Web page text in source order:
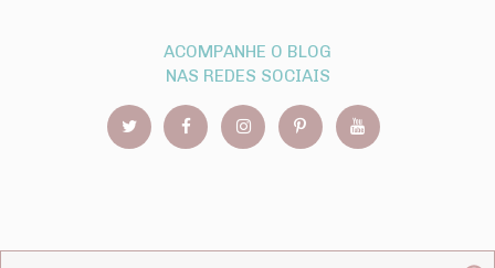
ACOMPANHE O BLOG
NAS REDES SOCIAIS